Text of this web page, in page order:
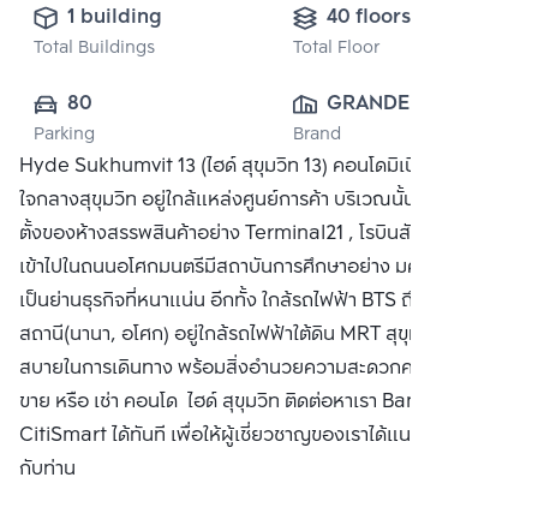
1 building
Total Buildings
40 floors
Total Floor
80
Parking
GRANDE ASSET
HOTELS AND
PROPERTY
PUBLIC CO.,
LTD.
Brand
Hyde Sukhumvit 13 (ไฮด์ สุขุมวิท 13) คอนโดมิเนียมหรูหรา
ใจกลางสุขุมวิท อยู่ใกล้แหล่งศูนย์การค้า บริเวณนั้นเป็นแหล่งที่
ตั้งของห้างสรรพสินค้าอย่าง Terminal21 , โรบินสัน และเมื่อ
เข้าไปในถนนอโศกมนตรีมีสถาบันการศึกษาอย่าง มศว. และยัง
เป็นย่านธุรกิจที่หนาแน่น อีกทั้ง ใกล้รถไฟฟ้า BTS ถึง 2
สถานี(นานา, อโศก) อยู่ใกล้รถไฟฟ้าใต้ดิน MRT สุขุมวิท สะดวก
สบายในการเดินทาง พร้อมสิ่งอำนวยความสะดวกครบครัน ซื้อ
ขาย หรือ เช่า คอนโด ไฮด์ สุขุมวิท ติดต่อหาเรา Bangkok
CitiSmart ได้ทันที เพื่อให้ผู้เชี่ยวชาญของเราได้แนะนำคอนโดให้
กับท่าน